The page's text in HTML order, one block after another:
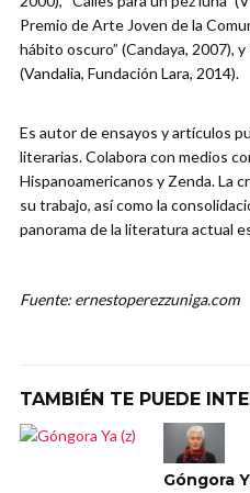
Premio de Arte Joven de la
hábito oscuro” (Candaya, 2007),
(Vandalia, Fundación Lara, 2014).
Es autor de ensayos y artículos
literarias. Colabora con medios
Hispanoamericanos y Zenda. La
su trabajo, así como la
panorama de la literatura actual
Fuente: ernestoperezzuniga.com
TAMBIÉN TE PUEDE
Góngora